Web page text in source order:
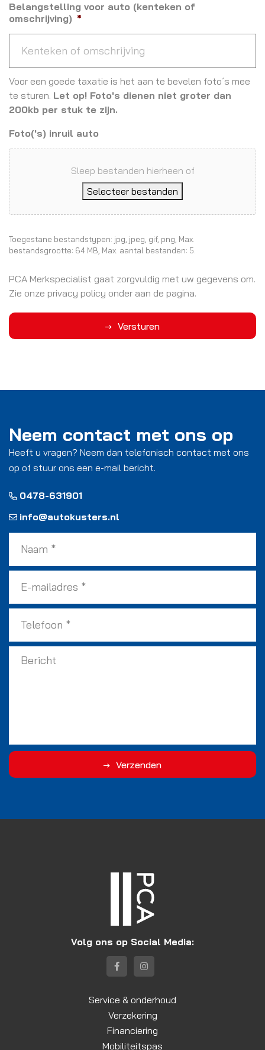
Belangstelling voor auto (kenteken of
omschrijving) *
Voor een goede taxatie is het aan te bevelen foto´s mee
te sturen. Let op! Foto's dienen niet groter dan
200kb per stuk te zijn.
Foto('s) inruil auto
Sleep bestanden hierheen of
Selecteer bestanden
Toegestane bestandstypen: jpg, jpeg, gif, png, Max.
bestandsgrootte: 64 MB, Max. aantal bestanden: 5.
PCA Merkspecialist gaat zorgvuldig met uw gegevens om.
Zie onze privacy policy onder aan de pagina.
Versturen
Neem contact met ons op
Heeft u vragen? Neem dan telefonisch contact met ons
op of stuur ons een e-mail bericht.
0478-631901
info@autokusters.nl
Verzenden
Volg ons op Social Media:
Service & onderhoud
Verzekering
Financiering
Mobiliteitspas